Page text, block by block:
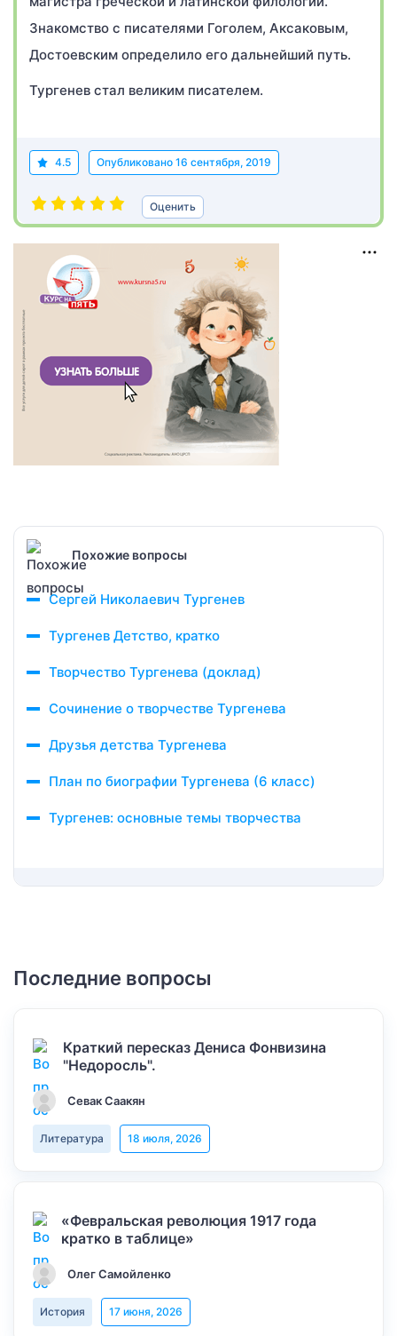
Знакомство с писателями Гоголем, Аксаковым,
Достоевским определило его дальнейший путь.
Тургенев стал великим писателем.
4.5 Опубликовано 16 сентября, 2019
Оценить
Похожие вопросы
Сергей Николаевич Тургенев
Тургенев Детство, кратко
Творчество Тургенева (доклад)
Сочинение о творчестве Тургенева
Друзья детства Тургенева
План по биографии Тургенева (6 класс)
Тургенев: основные темы творчества
Последние вопросы
Краткий пересказ Дениса Фонвизина
"Недоросль".
Севак Саакян
Литература 18 июля, 2026
«Февральская революция 1917 года
кратко в таблице»
Олег Самойленко
История 17 июня, 2026